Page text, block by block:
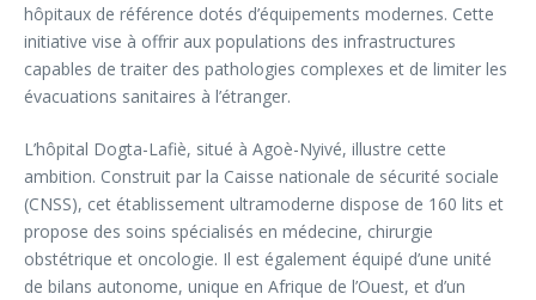
hôpitaux de référence dotés d’équipements modernes. Cette
initiative vise à offrir aux populations des infrastructures
capables de traiter des pathologies complexes et de limiter les
évacuations sanitaires à l’étranger.
L’hôpital Dogta-Lafiè, situé à Agoè-Nyivé, illustre cette
ambition. Construit par la Caisse nationale de sécurité sociale
(CNSS), cet établissement ultramoderne dispose de 160 lits et
propose des soins spécialisés en médecine, chirurgie
obstétrique et oncologie. Il est également équipé d’une unité
de bilans autonome, unique en Afrique de l’Ouest, et d’un